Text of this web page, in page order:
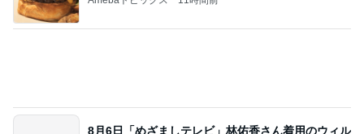
れなのブログ 12時間前